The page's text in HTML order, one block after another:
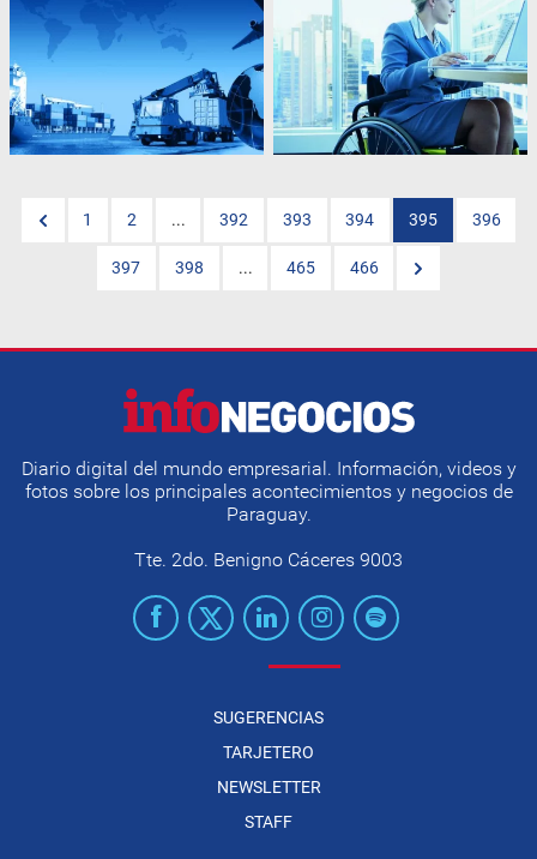
1 2 ... 392 393 394 395 396
397 398 ... 465 466
Diario digital del mundo empresarial. Información, videos y
fotos sobre los principales acontecimientos y negocios de
Paraguay.
Tte. 2do. Benigno Cáceres 9003
SUGERENCIAS
TARJETERO
NEWSLETTER
STAFF